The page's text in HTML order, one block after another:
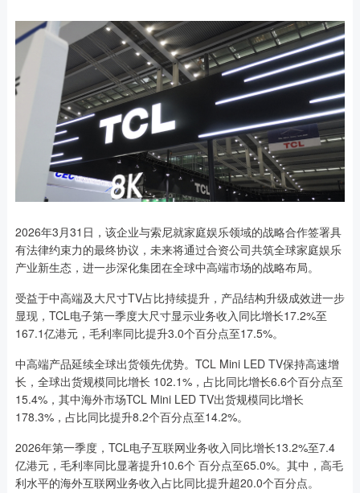
2026年3月31日，该企业与索尼就家庭娱乐领域的战略合作签署具
有法律约束力的最终协议，未来将通过合资公司共筑全球家庭娱乐
产业新生态，进一步深化集团在全球中高端市场的战略布局。
受益于中高端及大尺寸TV占比持续提升，产品结构升级成效进一步
显现，TCL电子第一季度大尺寸显示业务收入同比增长17.2%至
167.1亿港元，毛利率同比提升3.0个百分点至17.5%。
中高端产品延续全球出货领先优势。TCL Mini LED TV保持高速增
长，全球出货规模同比增长 102.1%，占比同比增长6.6个百分点至
15.4%，其中海外市场TCL Mini LED TV出货规模同比增长
178.3%，占比同比提升8.2个百分点至14.2%。
2026年第一季度，TCL电子互联网业务收入同比增长13.2%至7.4
亿港元，毛利率同比显著提升10.6个 百分点至65.0%。其中，高毛
利水平的海外互联网业务收入占比同比提升超20.0个百分点。